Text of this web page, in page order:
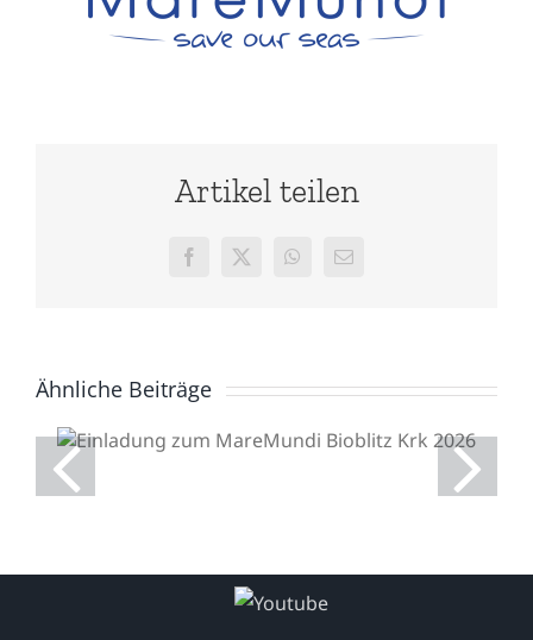
Artikel teilen
Facebook
X WhatsApp
E-
Ähnliche BeiträgeEinladung zum
MareMundi Bioblitz Krk